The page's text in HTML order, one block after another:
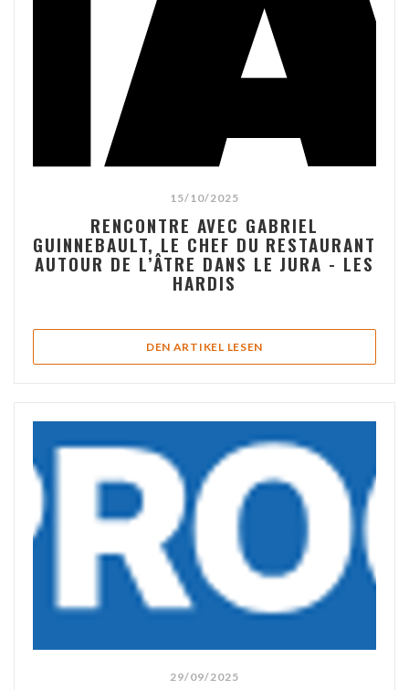
15/10/2025
RENCONTRE AVEC GABRIEL
GUINNEBAULT, LE CHEF DU RESTAURANT
AUTOUR DE L’ÂTRE DANS LE JURA - LES
HARDIS
DEN ARTIKEL LESEN
29/09/2025